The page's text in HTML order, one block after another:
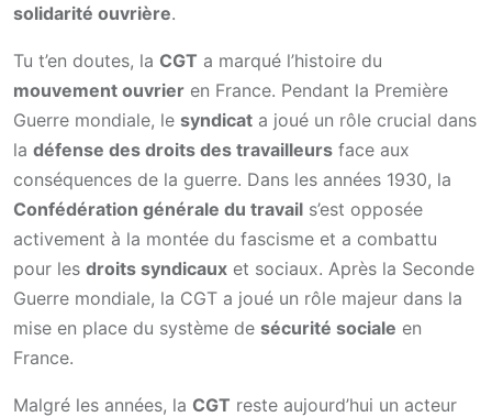
solidarité ouvrière.
Tu t’en doutes, la CGT a marqué l’histoire du
mouvement ouvrier en France. Pendant la Première
Guerre mondiale, le syndicat a joué un rôle crucial dans
la défense des droits des travailleurs face aux
conséquences de la guerre. Dans les années 1930, la
Confédération générale du travail s’est opposée
activement à la montée du fascisme et a combattu
pour les droits syndicaux et sociaux. Après la Seconde
Guerre mondiale, la CGT a joué un rôle majeur dans la
mise en place du système de sécurité sociale en
France.
Malgré les années, la CGT reste aujourd’hui un acteur